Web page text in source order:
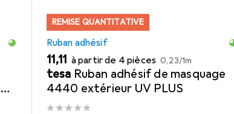
REMISE QUANTITATIVE
Ruban adhésif
EUR
11,11 à partir de 4 pièces EUR
0,23/1m
tesa Ruban adhésif de masquage
4440 extérieur UV PLUS